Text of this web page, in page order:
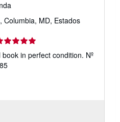
, Columbia, MD, Estados
in perfect condition. Nº